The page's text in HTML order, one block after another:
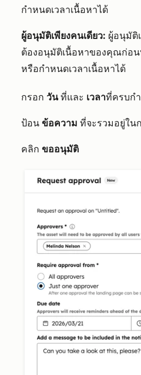
กำหนดเวลาเนื้อหาได้
ผู้อนุมัติเพียงคนเดียว: ผู้อนุมัติ
ต้องอนุมัติเนื้อหาของคุณก่อ
หรือกำหนดเวลาเนื้อหาได้
กรอก วันที่และ เวลาที่ครบก
ป้อน ข้อความ ที่จะรวมอยู่ใน
คลิก ขออนุมัติ